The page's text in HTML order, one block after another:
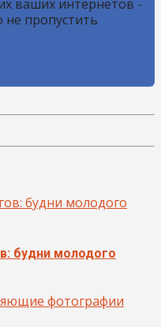
ваших интернетов -
пропустить
будни молодого